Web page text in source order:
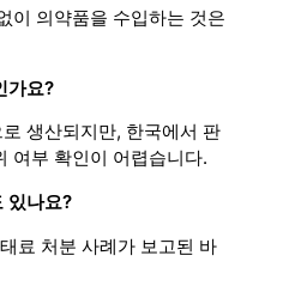
이 의약품을 수입하는 것은
가요?
생산되지만, 한국에서 판
여부 확인이 어렵습니다.
있나요?
료 처분 사례가 보고된 바